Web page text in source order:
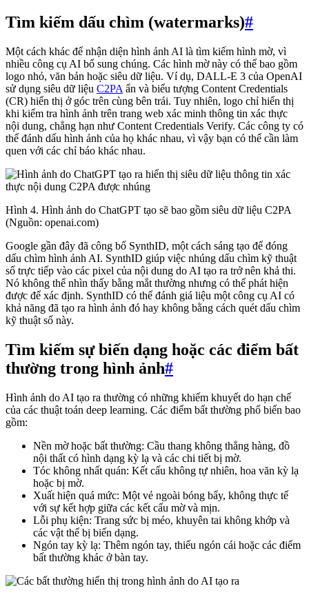
Tìm kiếm dấu chìm (watermarks)#
Một cách khác để nhận diện hình ảnh AI là tìm kiếm hình mờ, vì
nhiều công cụ AI bổ sung chúng. Các hình mờ này có thể bao gồm
logo nhỏ, văn bản hoặc siêu dữ liệu. Ví dụ, DALL-E 3 của OpenAI
sử dụng siêu dữ liệu C2PA ẩn và biểu tượng Content Credentials
(CR) hiển thị ở góc trên cùng bên trái. Tuy nhiên, logo chỉ hiển thị
khi kiểm tra hình ảnh trên trang web xác minh thông tin xác thực
nội dung, chẳng hạn như Content Credentials Verify. Các công ty có
thể đánh dấu hình ảnh của họ khác nhau, vì vậy bạn có thể cần làm
quen với các chỉ báo khác nhau.
Hình 4. Hình ảnh do ChatGPT tạo sẽ bao gồm siêu dữ liệu C2PA
(Nguồn: openai.com)
Google gần đây đã công bố SynthID, một cách sáng tạo để đóng
dấu chìm hình ảnh AI. SynthID giúp việc nhúng dấu chìm kỹ thuật
số trực tiếp vào các pixel của nội dung do AI tạo ra trở nên khả thi.
Nó không thể nhìn thấy bằng mắt thường nhưng có thể phát hiện
được để xác định. SynthID có thể đánh giá liệu một công cụ AI có
khả năng đã tạo ra hình ảnh đó hay không bằng cách quét dấu chìm
kỹ thuật số này.
Tìm kiếm sự biến dạng hoặc các điểm bất
thường trong hình ảnh#
Hình ảnh do AI tạo ra thường có những khiếm khuyết do hạn chế
của các thuật toán deep learning. Các điểm bất thường phổ biến bao
gồm:
Nền mờ hoặc bất thường: Cầu thang không thẳng hàng, đồ
nội thất có hình dạng kỳ lạ và các chi tiết bị mờ.
Tóc không nhất quán: Kết cấu không tự nhiên, hoa văn kỳ lạ
hoặc bị mờ.
Xuất hiện quá mức: Một vẻ ngoài bóng bẩy, không thực tế
với sự kết hợp giữa các kết cấu mờ và mịn.
Lỗi phụ kiện: Trang sức bị méo, khuyên tai không khớp và
các vật thể bị biến dạng.
Ngón tay kỳ lạ: Thêm ngón tay, thiếu ngón cái hoặc các điểm
bất thường khác ở bàn tay.